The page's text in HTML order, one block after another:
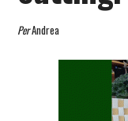
PerAndrea